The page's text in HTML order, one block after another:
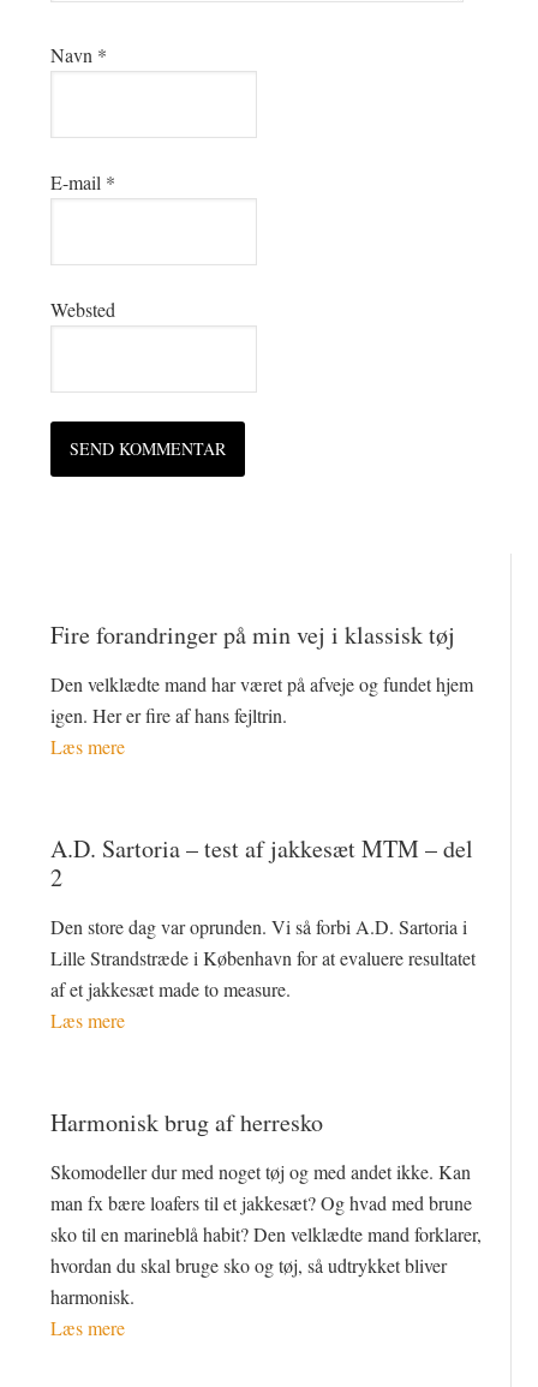
Navn *
E-mail *
Websted
Fire forandringer på min vej i klassisk tøj
Den velklædte mand har været på afveje og fundet hjem
igen. Her er fire af hans fejltrin.
Læs mere
A.D. Sartoria – test af jakkesæt MTM – del
2
Den store dag var oprunden. Vi så forbi A.D. Sartoria i
Lille Strandstræde i København for at evaluere resultatet
af et jakkesæt made to measure.
Læs mere
Harmonisk brug af herresko
Skomodeller dur med noget tøj og med andet ikke. Kan
man fx bære loafers til et jakkesæt? Og hvad med brune
sko til en marineblå habit? Den velklædte mand forklarer,
hvordan du skal bruge sko og tøj, så udtrykket bliver
harmonisk.
Læs mere